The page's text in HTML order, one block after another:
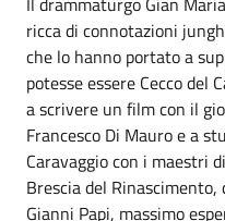
ricca di connotazioni
che lo hanno portato a
potesse essere Cecco del
a scrivere un film con il
Francesco Di Mauro e a
Caravaggio con i maestri
Brescia del Rinascimento,
Gianni Papi, massimo